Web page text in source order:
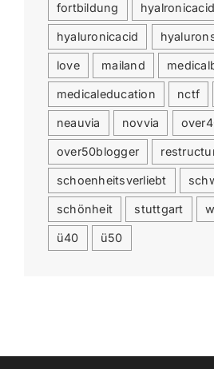
fortbildung hyalronicacid
hyaluronicacid
love mailand
medicaleducation nctf
neauvia novvia
over50blogger
schoenheitsverliebt
schönheit stuttgart
ü40 ü50